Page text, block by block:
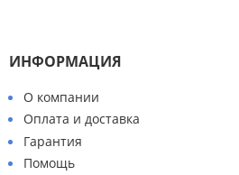
ИНФОРМАЦИЯ
О компании
Оплата и доставка
Гарантия
Помощь